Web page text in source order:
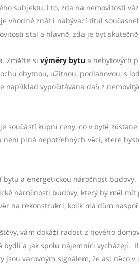
subjektu, i to, zda na nemovitosti
vhodné znát i nabývací titul
stal a hlavně, zda je byt
Změřte si výměry bytu a nebytových
obytnou, užitnou, podlahovou, s
například vypočítávána daň z
součástí kupní ceny, co v bytě zůstane
není plná nepotřebných věcí, které
bytu a energetickou náročnost
náročnosti budovy, který by měl
na rekonstrukci, kolik má dům
vám dokáží radost z nového
bydlí a jak spolu nájemníci vycházejí.
varovným signálem, že asi něco